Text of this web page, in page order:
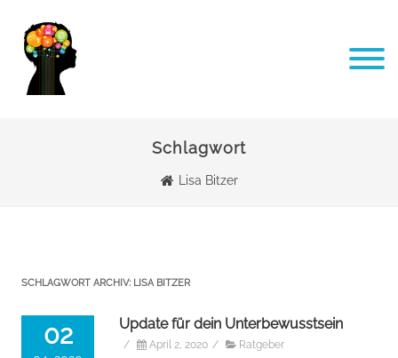
Schlagwort
Lisa Bitzer
SCHLAGWORT ARCHIV: LISA BITZER
02 Update für dein Unterbewusstsein
/ April 2, 2020 / Ratgeber